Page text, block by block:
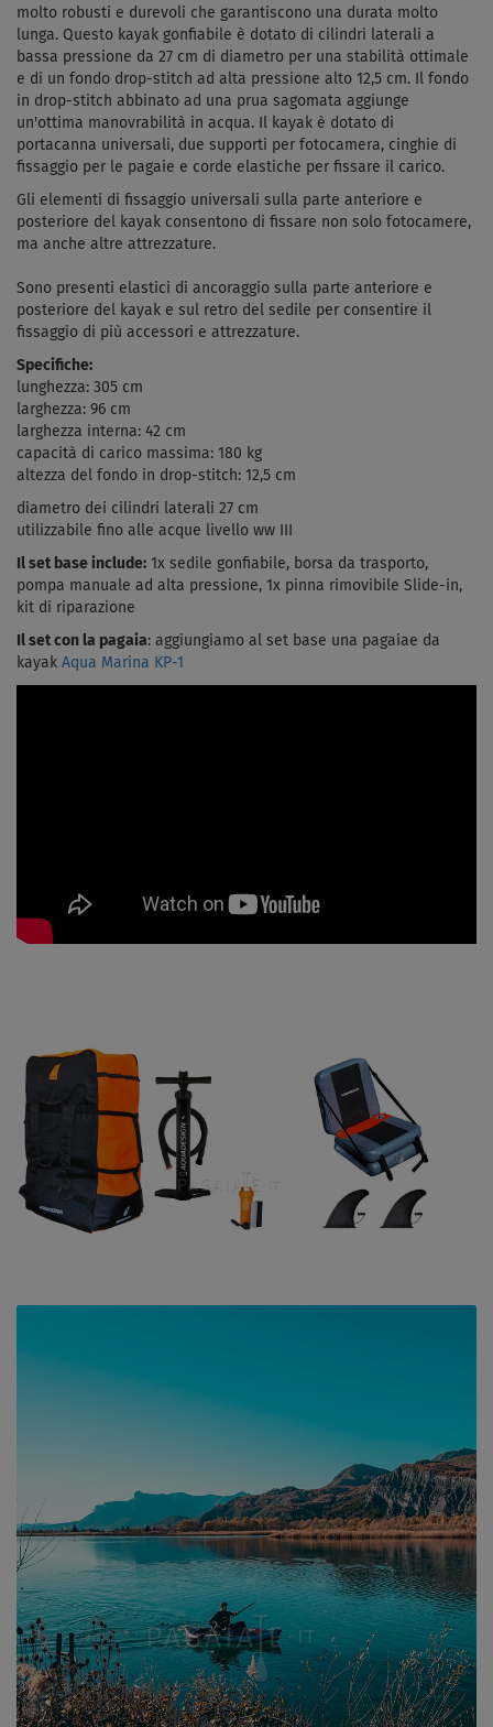
molto robusti e durevoli che garantiscono una durata molto
lunga. Questo kayak gonfiabile è dotato di cilindri laterali a
bassa pressione da 27 cm di diametro per una stabilità ottimale
e di un fondo drop-stitch ad alta pressione alto 12,5 cm. Il fondo
in drop-stitch abbinato ad una prua sagomata aggiunge
un'ottima manovrabilità in acqua. Il kayak è dotato di
portacanna universali, due supporti per fotocamera, cinghie di
fissaggio per le pagaie e corde elastiche per fissare il carico.
Gli elementi di fissaggio universali sulla parte anteriore e
posteriore del kayak consentono di fissare non solo fotocamere,
ma anche altre attrezzature.
Sono presenti elastici di ancoraggio sulla parte anteriore e
posteriore del kayak e sul retro del sedile per consentire il
fissaggio di più accessori e attrezzature.
Specifiche:
lunghezza: 305 cm
larghezza: 96 cm
larghezza interna: 42 cm
capacità di carico massima: 180 kg
altezza del fondo in drop-stitch: 12,5 cm
diametro dei cilindri laterali 27 cm
utilizzabile fino alle acque livello ww III
Il set base include: 1 x sedile gonfiabile, borsa da trasporto,
pompa manuale ad alta pressione, 1x pinna rimovibile Slide-in,
kit di riparazione
Il set con la pagaia: aggiungiamo al set base una pagaiae da
kayak Aqua Marina KP-1